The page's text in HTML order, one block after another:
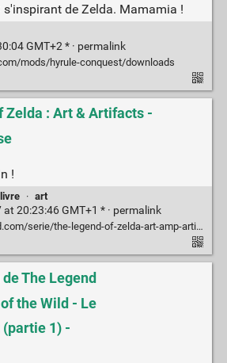
s'inspirant de Zelda. Mamamia !
GMT+2 * · permalink
mods/hyrule-conquest/downloads
Zelda : Art & Artifacts -
!
livre · art
20:23:46 GMT+1 * · permalink
the-legend-of-zelda-art-amp-artifacts-version-francaise.html
The Legend
the Wild - Le
1) -